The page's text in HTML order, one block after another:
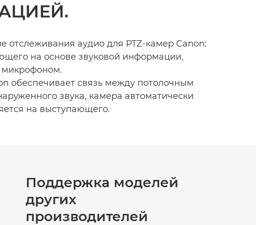
отслеживания аудио для PTZ-камер Canon:
на основе звуковой информации,
обеспечивает связь между потолочным
звука, камера автоматически
на выступающего.
Поддержка моделей
других
производителей